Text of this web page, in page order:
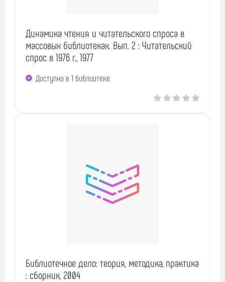
Динамика чтения и читательского спроса в
массовых библиотеках. Вып. 2 : Читательский
спрос в 1976 г., 1977
Доступно в 1 библиотекe
Библиотечное дело: теория, методика, практика
: сборник, 2004